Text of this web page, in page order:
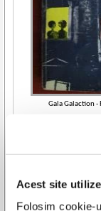
Acest site
Folosim cookie-
Gala Galaction -
Adaugă în
Vezi toate edițiile »